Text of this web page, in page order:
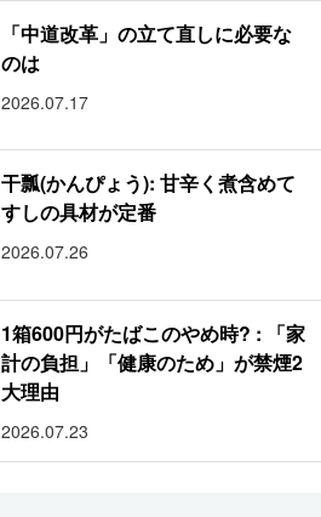
「中道改革」の立て直しに必要な
のは
2026.07.17
干瓢(かんぴょう): 甘辛く煮含めて
すしの具材が定番
2026.07.26
1箱600円がたばこのやめ時? : 「家
計の負担」「健康のため」が禁煙2
大理由
2026.07.23